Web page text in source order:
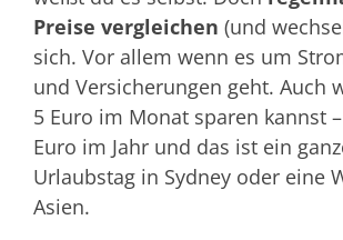
Preise vergleichen (und
sich. Vor allem wenn es um
und Versicherungen geht. Auch
5 Euro im Monat sparen kannst
Euro im Jahr und das ist ein
Urlaubstag in Sydney oder eine
Asien.